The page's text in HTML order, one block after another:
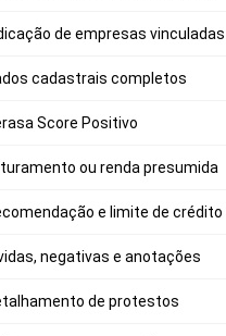
de empresas vinculadas
cadastrais completos
Score Positivo
ou renda presumida
e limite de crédito
negativas e anotações
de protestos